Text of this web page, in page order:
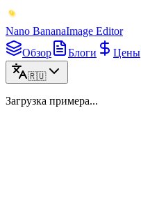
Nano BananaImage Editor
Обзор
Блоги Цены
🇷🇺
Загрузка примера...